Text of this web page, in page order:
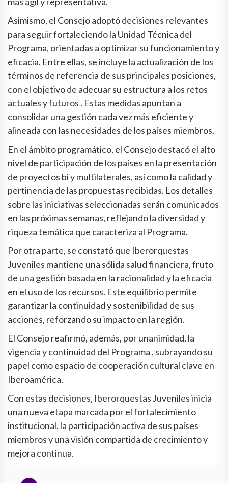
Asimismo, el Consejo adoptó decisiones relevantes
para seguir fortaleciendo la Unidad Técnica del
Programa, orientadas a optimizar su funcionamiento y
eficacia. Entre ellas, se incluye la actualización de los
términos de referencia de sus principales posiciones,
con el objetivo de adecuar su estructura a los retos
actuales y futuros . Estas medidas apuntan a
consolidar una gestión cada vez más eficiente y
alineada con las necesidades de los países miembros.
En el ámbito programático, el Consejo destacó el alto
nivel de participación de los países en la presentación
de proyectos bi y multilaterales, así como la calidad y
pertinencia de las propuestas recibidas. Los detalles
sobre las iniciativas seleccionadas serán comunicados
en las próximas semanas, reflejando la diversidad y
riqueza temática que caracteriza al Programa.
Por otra parte, se constató que Iberorquestas
Juveniles mantiene una sólida salud financiera, fruto
de una gestión basada en la racionalidad y la eficacia
en el uso de los recursos. Este equilibrio permite
garantizar la continuidad y sostenibilidad de sus
acciones, reforzando su impacto en la región.
El Consejo reafirmó, además, por unanimidad, la
vigencia y continuidad del Programa , subrayando su
papel como espacio de cooperación cultural clave en
Iberoamérica.
Con estas decisiones, Iberorquestas Juveniles inicia
una nueva etapa marcada por el fortalecimiento
institucional, la participación activa de sus países
miembros y una visión compartida de crecimiento y
mejora continua.